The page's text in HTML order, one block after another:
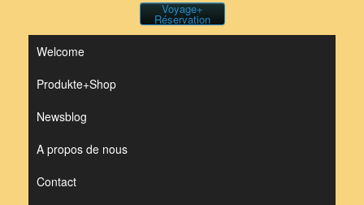
Voyage+
Réservation
Welcome
Produkte+Shop
Newsblog
A propos de nous
Contact